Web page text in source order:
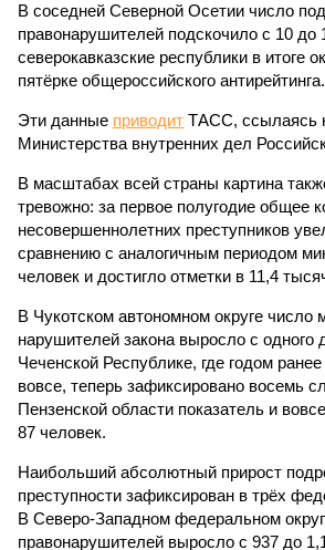
В соседней Северной Осетии число
правонарушителей подскочило с 10 до
северокавказские республики в итоге
пятёрке общероссийского антирейтинга.
Эти данные приводит ТАСС, ссылаясь
Министерства внутренних дел
В масштабах всей страны картина
тревожно: за первое полугодие общее
несовершеннолетних преступников
сравнению с аналогичным периодом
человек и достигло отметки в 11,4
В Чукотском автономном округе число
нарушителей закона выросло с одного
Чеченской Республике, где годом
вовсе, теперь зафиксировано восемь
Пензенской области показатель и
87 человек.
Наибольший абсолютный прирост
преступности зафиксирован в трёх
В Северо-Западном федеральном
правонарушителей выросло с 937 до